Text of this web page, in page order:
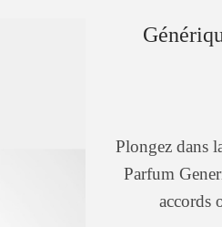
Plongez dans
Parfum
accords